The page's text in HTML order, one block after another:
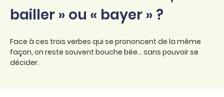
bailler » ou « bayer » ?
Face à ces trois verbes qui se prononcent de la même
façon, on reste souvent bouche bée… sans pouvoir se
décider.